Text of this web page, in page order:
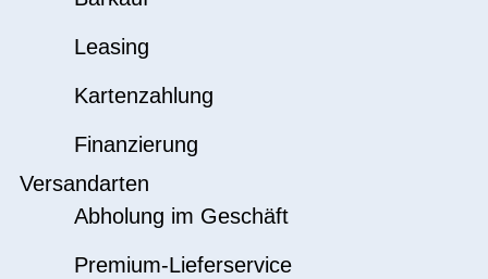
Leasing
Kartenzahlung
Finanzierung
Versandarten
Abholung im Geschäft
Premium-Lieferservice